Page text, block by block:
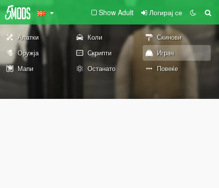
Show Adult Логирај се
Алатки Коли
Скинови
Оружја
Скрипти
Играч
Мапи
Останато Повеќе